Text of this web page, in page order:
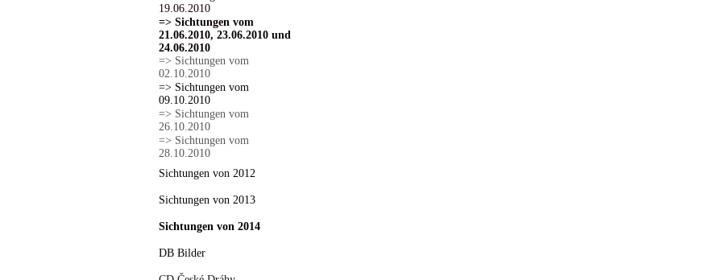
19.06.2010
=> Sichtungen vom
21.06.2010, 23.06.2010 und
24.06.2010
=> Sichtungen vom
02.10.2010
=> Sichtungen vom
09.10.2010
=> Sichtungen vom
26.10.2010
=> Sichtungen vom
28.10.2010
Sichtungen von 2012
Sichtungen von 2013
Sichtungen von 2014
DB Bilder